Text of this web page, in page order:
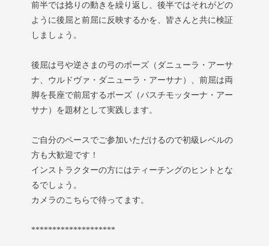
前半では捻りの動きを繰り返し、後半ではそれがどの
ように後屈と前屈に反映するかを、皆さんと共に検証
しましょう。
後屈は弓や逆さまの弓のポーズ（ダニューラ・アーサ
ナ、ウルドヴァ・ダニューラ・アーサナ）、前屈は両
脚を長座で前屈するポーズ（パスチモッターナ・アー
サナ）を題材として実践します。
ご自分のペースでご参加いただけるので初級レベルの
方も大歓迎です！
インストラクターの方にはティーチングのヒントとな
るでしょう。
カメラのこちらで待ってます。
********************